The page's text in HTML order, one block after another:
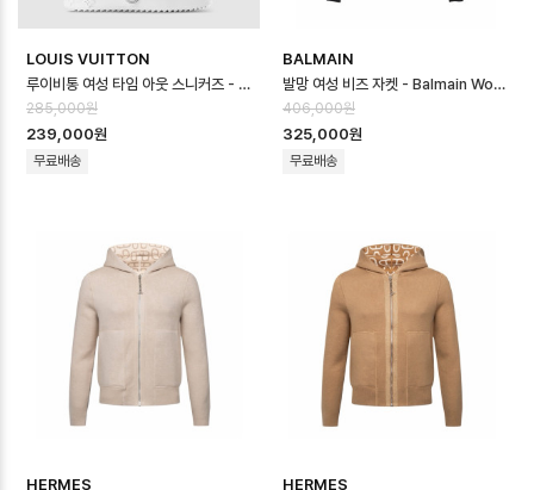
LOUIS VUITTON
루이비통 여성 타임 아웃 스니커즈 - Louis vuitton Womens Time Out…
285,000원
239,000원
무료배송
BALMAIN
발망 여성 비즈 자켓 - Balmain Womens Beads Jacket - bac167…
406,000원
325,000원
무료배송
HERMES HERMES